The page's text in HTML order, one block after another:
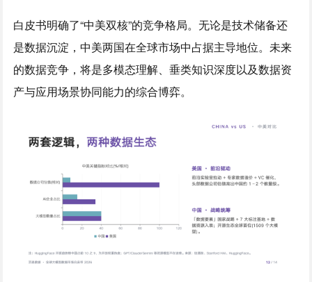
白皮书明确了“中美双核”的竞争格局。无论是技术储备还
是数据沉淀，中美两国在全球市场中占据主导地位。未来
的数据竞争，将是多模态理解、垂类知识深度以及数据资
产与应用场景协同能力的综合博弈。